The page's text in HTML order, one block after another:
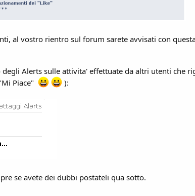
al vostro rientro sul forum sarete avvisati con
Alerts sulle attivita' effettuate da altri utenti che
Piace"
):
se avete dei dubbi postateli qua sotto.